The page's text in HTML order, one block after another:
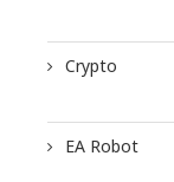
Crypto
EA Robot